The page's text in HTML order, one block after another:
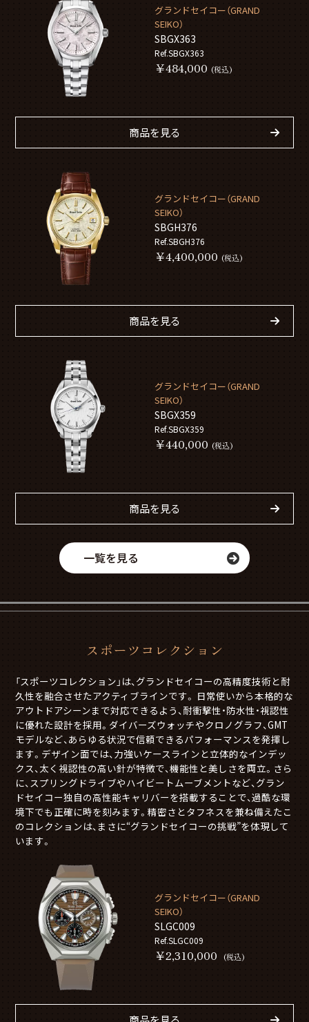
グランドセイコー（GRAND
SEIKO）
SBGX363
Ref.SBGX363
￥484,000 (税込)
商品を見る
グランドセイコー（GRAND
SEIKO）
SBGH376
Ref.SBGH376
￥4,400,000 (税込)
商品を見る
グランドセイコー（GRAND
SEIKO）
SBGX359
Ref.SBGX359
￥440,000 (税込)
商品を見る
一覧を見る
スポーツコレクション
「スポーツコレクション」は、グランドセイコーの高精度技術と耐
久性を融合させたアクティブラインです。 日常使いから本格的な
アウトドアシーンまで対応できるよう、耐衝撃性・防水性・視認性
に優れた設計を採用。ダイバーズウォッチやクロノグラフ、GMT
モデルなど、あらゆる状況で信頼できるパフォーマンスを発揮し
ます。デザイン面では、力強いケースラインと立体的なインデッ
クス、太く視認性の高い針が特徴で、機能性と美しさを両立。さら
に、スプリングドライブやハイビートムーブメントなど、グラン
ドセイコー独自の高性能キャリバーを搭載することで、過酷な環
境下でも正確に時を刻みます。精密さとタフネスを兼ね備えたこ
のコレクションは、まさに“グランドセイコーの挑戦”を体現して
います。
グランドセイコー（GRAND
SEIKO）
SLGC009
Ref.SLGC009
￥2,310,000 (税込)